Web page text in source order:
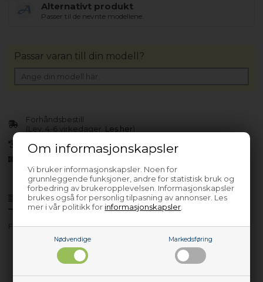
Om informasjonskapsler
Vi bruker informasjonskapsler. Noen for
grunnleggende funksjoner, andre for statistisk bruk og
forbedring av brukeropplevelsen. Informasjonskapsler
brukes også for personlig tilpasning av annonser. Les
mer i vår politikk for informasjonskapsler
Nødvendige Markedsføring
Alternativt produkt
Passer til de nevnte modellene.
Produktinfo Spørsmål om varen?
FS3105-90
Forhåndsbestill
(Lev. 4-6 virkedager. Les her)
30 dagers returrett
Passar varan till din modell?